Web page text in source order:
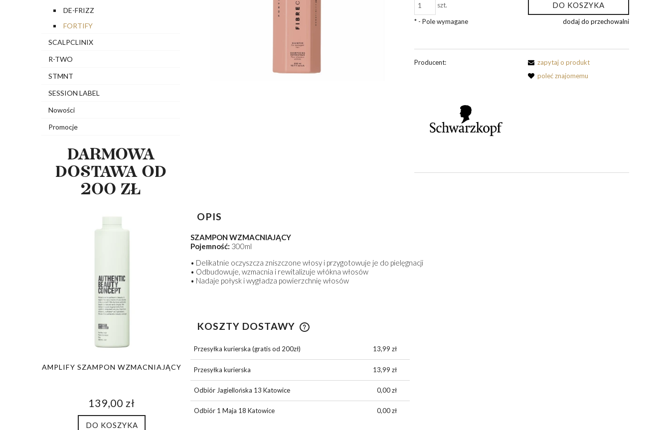
DE-FRIZZ
FORTIFY
SCALPCLINIX
R-TWO
STMNT
SESSION LABEL
Nowości
Promocje
DARMOWA
DOSTAWA OD
200 ZŁ
AMPLIFY SZAMPON WZMACNIAJĄCY
139,00 zł
DO KOSZYKA
GLOW SZAMPON NABŁYSZCZAJĄCY
139,00 zł
HYDRATE SZAMPON NAWILŻAJĄCY
139,00 zł
szt. DO KOSZYKA
dodaj do przechowalni
* - Pole wymagane
Producent:
zapytaj o produkt
poleć znajomemu
OPIS
SZAMPON WZMACNIAJĄCY
Pojemność: 300ml
• Delikatnie oczyszcza zniszczone włosy i przygotowuje je do pielęgnacji
• Odbudowuje, wzmacnia i rewitalizuje włókna włosów
• Nadaje połysk i wygładza powierzchnię włosów
KOSZTY DOSTAWY
CENA NIE ZAWIERA
EWENTUALNYCH KOSZTÓW
Przesyłka kurierska (gratis od 200zł) 13,99 zł
Przesyłka kurierska 13,99 zł
Odbiór Jagiellońska 13 Katowice 0,00 zł
Odbiór 1 Maja 18 Katowice 0,00 zł